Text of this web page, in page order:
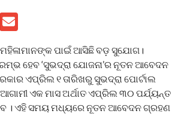
ପାଇଁ ଆସିଛି ବଡ଼ ସୁଯୋଗ।
ହେବ ‘ସୁଭଦ୍ରା ଯୋଜନା’ର ନୂତନ ଆବେଦନ
ଏପ୍ରିଲ ୧ ତାରିଖରୁ ସୁଭଦ୍ରା ପୋର୍ଟାଲ
ଏକ ମାସ ଅର୍ଥାତ ଏପ୍ରିଲ ୩୦ ପର୍ଯ୍ୟନ୍ତ
। ଏହି ସମୟ ମଧ୍ୟରେ ନୂତନ ଆବେଦନ ଗ୍ରହଣ